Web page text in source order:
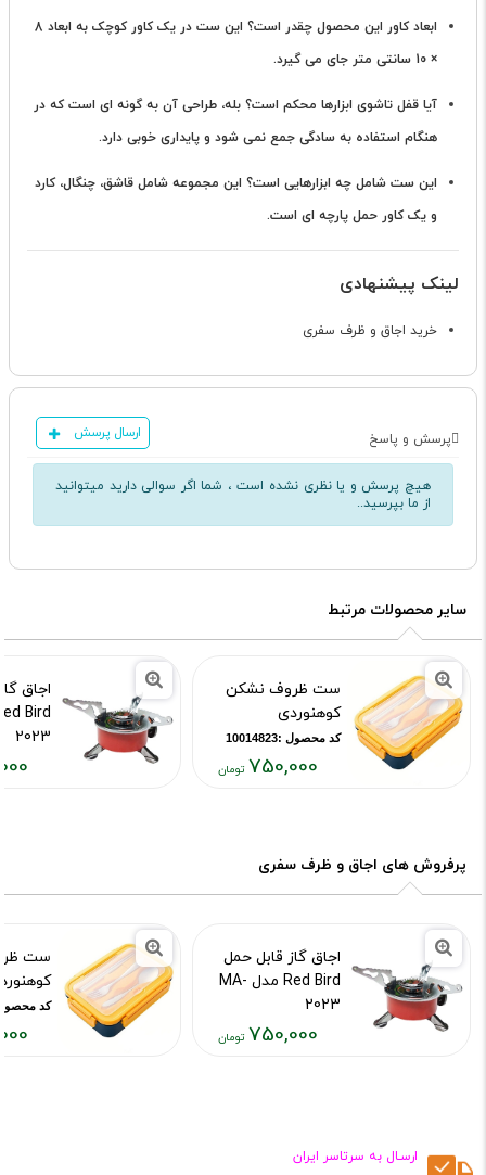
ابعاد کاور این محصول چقدر است؟
این ست در یک کاور کوچک به ابعاد 8
× 10 سانتی متر جای می گیرد.
آیا قفل تاشوی ابزارها محکم است؟ بله، طراحی آن به گونه ای است که در
هنگام استفاده به سادگی جمع نمی شود و پایداری خوبی دارد.
این ست شامل چه ابزارهایی است؟ این مجموعه شامل قاشق، چنگال، کارد
و یک کاور حمل پارچه ای است.
لینک پیشنهادی
خرید اجاق و ظرف سفری
پرسش و پاسخ ارسال پرسش
هیچ پرسش و یا نظری نشده است ، شما اگر سوالی دارید میتوانید
از ما بپرسید..
سایر محصولات مرتبط
ست ظروف نشکن
کوهنوردی
کد محصول :10014823
750,000
تومان
اجاق
2023
کد محصول
پرفروش های اجاق و ظرف سفری
اجاق گاز قابل حمل
Red Bird مدل MA-
2023
کد محصول :10015748
750,000
ست
کد محصول
ارسـال به سرتاسر ایران